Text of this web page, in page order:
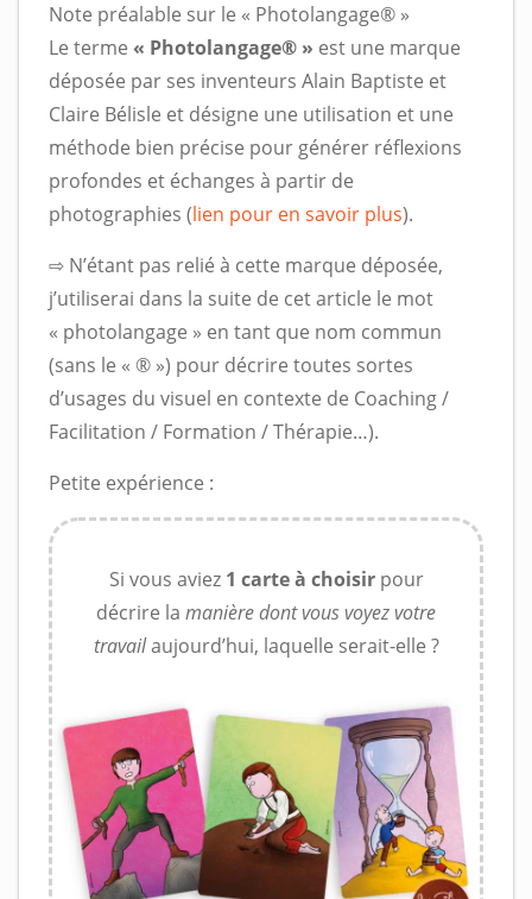
Note préalable sur le « Photolangage® »
Le terme « Photolangage® » est une marque
déposée par ses inventeurs Alain Baptiste et
Claire Bélisle et désigne une utilisation et une
méthode bien précise pour générer réflexions
profondes et échanges à partir de
photographies (lien pour en savoir plus).
⇨ N’étant pas relié à cette marque déposée,
j’utiliserai dans la suite de cet article le mot
« photolangage » en tant que nom commun
(sans le « ® ») pour décrire toutes sortes
d’usages du visuel en contexte de Coaching /
Facilitation / Formation / Thérapie…).
Petite expérience :
Si vous aviez 1 carte à choisirpour
décrire la manière dont vous voyez votre
travailaujourd’hui, laquelle serait-elle ?